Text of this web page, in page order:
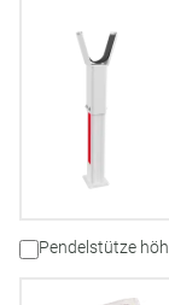
Pendelstütze